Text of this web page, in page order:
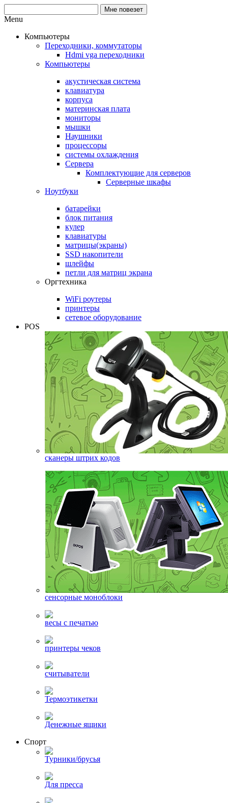
Menu
Компьютеры
Переходники, коммутаторы
Hdmi vga переходники
Компьютеры
акустическая система
клавиатура
корпуса
материнская плата
мониторы
мышки
Наушники
процессоры
системы охлаждения
Сервера
Комплектующие для серверов
Серверные шкафы
Ноутбуки
батарейки
блок питания
кулер
клавиатуры
матрицы(экраны)
SSD накопители
шлейфы
петли для матриц экрана
Оргтехника
WiFi роутеры
принтеры
сетевое оборудование
POS
сканеры штрих кодов
сенсорные моноблоки
весы с печатью
принтеры чеков
считыватели
Термоэтикетки
Денежные ящики
Спорт
Турники/брусья
Для пресса